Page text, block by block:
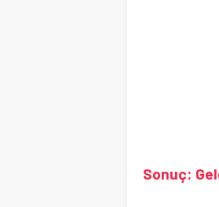
Sonuç: